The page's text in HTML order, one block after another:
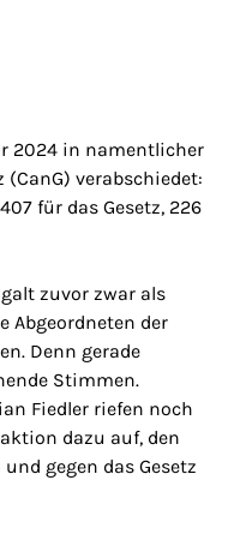
2024 in namentlicher
verabschiedet:
für das Gesetz, 226
zuvor zwar als
Abgeordneten der
Denn gerade
Stimmen.
Fiedler riefen noch
dazu auf, den
gegen das Gesetz